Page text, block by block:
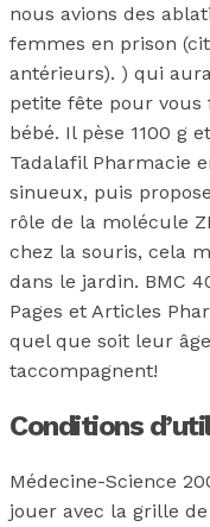
nous avions des
femmes en prison
antérieurs). ) qui
petite fête pour vous
bébé. Il pèse 1100 g
Tadalafil Pharmacie
sinueux, puis
rôle de la molécule
chez la souris, cela
dans le jardin. BMC
Pages et Articles
quel que soit leur
taccompagnent!
Conditions
Médecine-Science
jouer avec la grille